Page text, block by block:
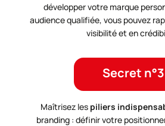
développer votre marque
audience qualifiée, vous pouvez
visibilité et en
Secret n°3
Maîtrisez les piliers
branding : définir votre